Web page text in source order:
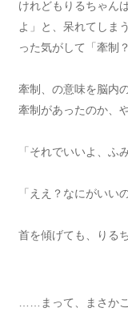
けれどもりるちゃん
よ」と、呆れてしま
った気がして「牽制
牽制、の意味を脳内
牽制があったのか、
「それでいいよ、ふ
「ええ？なにがい
首を傾げても、りる
……まって、まさか